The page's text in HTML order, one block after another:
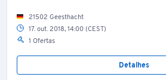
21502 Geesthacht
17. out. 2018, 14:00 (CEST)
1 Ofertas
Detalhes